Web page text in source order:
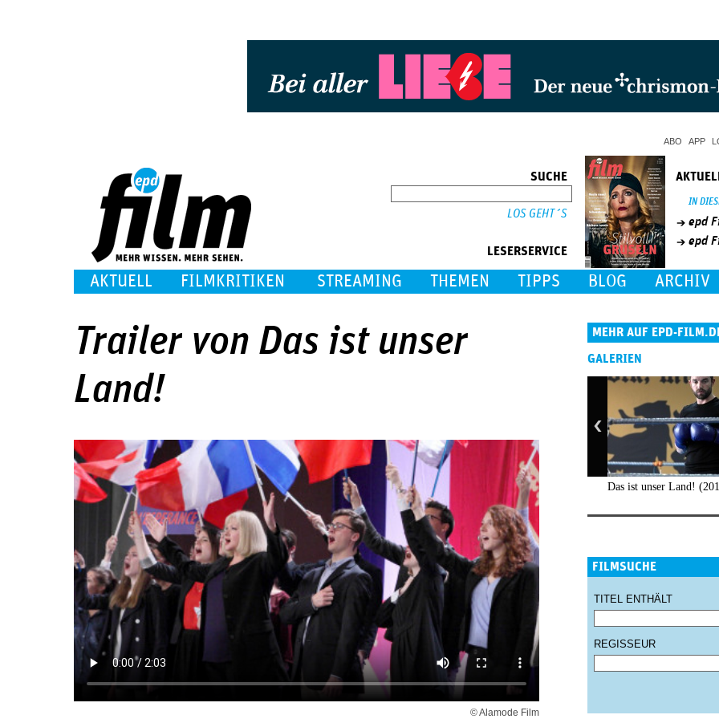
ABO APP
SUCHE
LESERSERVICE
IN
epd
epd
AKTUELL FILMKRITIKEN STREAMING THEMEN TIPPS BLOG ARCHIV
Trailer von Das ist unser
Land!
© Alamode Film
MEHR AUF EPD-
GALERIEN
Das ist unser Land!
FILMSUCHE
TITEL ENTHÄLT
REGISSEUR